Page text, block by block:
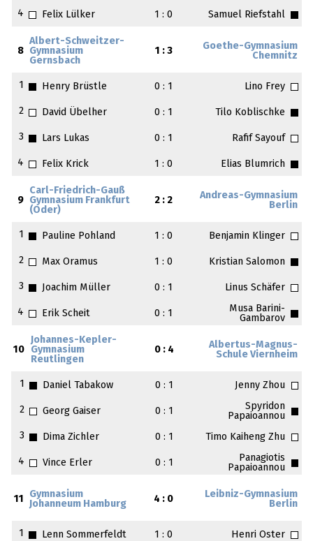
4 Felix Lülker 1 : 0 Samuel Riefstahl
8
Albert-Schweitzer-
Gymnasium
Gernsbach
1 : 3
Goethe-Gymnasium
Chemnitz
1 Henry Brüstle 0 : 1 Lino Frey
2 David Übelher 0 : 1 Tilo Koblischke
3 Lars Lukas 0 : 1 Rafif Sayouf
4 Felix Krick 1 : 0 Elias Blumrich
9
Carl-Friedrich-Gauß
Gymnasium Frankfurt
(Oder)
2 : 2
Andreas-Gymnasium
Berlin
1 Pauline Pohland 1 : 0 Benjamin Klinger
2 Max Oramus 1 : 0 Kristian Salomon
3 Joachim Müller 0 : 1 Linus Schäfer
4 Erik Scheit 0 : 1
Musa Barini-
Gambarov
10
Johannes-Kepler-
Gymnasium
Reutlingen
0 : 4
Albertus-Magnus-
Schule Viernheim
1 Daniel Tabakow 0 : 1 Jenny Zhou
2 Georg Gaiser 0 : 1
Spyridon
Papaioannou
3
Dima Zichler 0 : 1 Timo Kaiheng Zhu
4 Vince Erler 0 : 1
Panagiotis
Papaioannou
11
Gymnasium
Johanneum Hamburg
4 : 0
Leibniz-Gymnasium
Berlin
1 Lenn Sommerfeldt 1 : 0 Henri Oster